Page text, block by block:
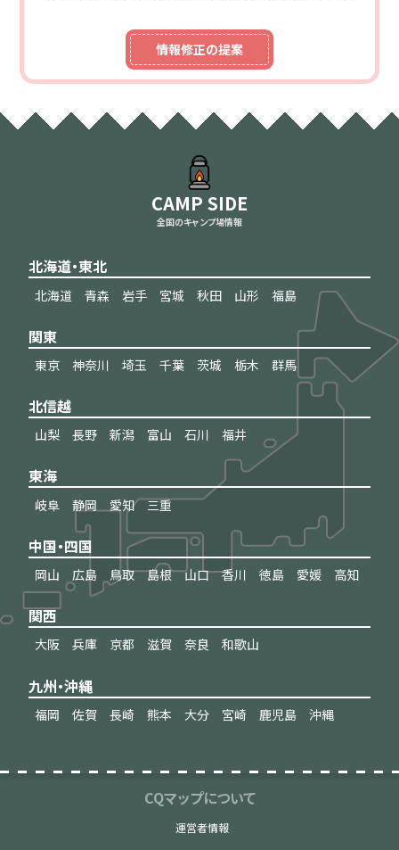
情報修正の提案
CAMP SIDE
全国のキャンプ場情報
北海道・東北
北海道 青森 岩手 宮城 秋田 山形 福島
関東
東京 神奈川 埼玉 千葉 茨城 栃木 群馬
北信越
山梨 長野 新潟 富山 石川 福井
東海
岐阜 静岡 愛知 三重
中国・四国
岡山 広島 鳥取 島根 山口 香川 徳島 愛媛 高知
関西
大阪 兵庫 京都 滋賀 奈良 和歌山
九州・沖縄
福岡 佐賀 長崎 熊本 大分 宮崎 鹿児島 沖縄
CQマップについて
運営者情報